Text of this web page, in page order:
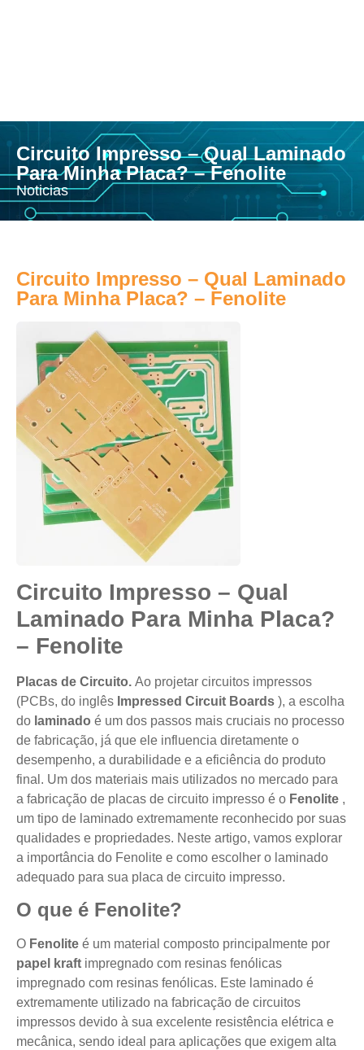
Circuito Impresso – Qual Laminado
Para Minha Placa? – Fenolite
Noticias
Circuito Impresso – Qual Laminado
Para Minha Placa? – Fenolite
Circuito Impresso – Qual
Laminado Para Minha Placa?
– Fenolite
Placas de Circuito. Ao projetar circuitos impressos
(PCBs, do inglês Impressed Circuit Boards ), a escolha
do laminado é um dos passos mais cruciais no processo
de fabricação, já que ele influencia diretamente o
desempenho, a durabilidade e a eficiência do produto
final. Um dos materiais mais utilizados no mercado para
a fabricação de placas de circuito impresso é o Fenolite ,
um tipo de laminado extremamente reconhecido por suas
qualidades e propriedades. Neste artigo, vamos explorar
a importância do Fenolite e como escolher o laminado
adequado para sua placa de circuito impresso.
O que é Fenolite?
O Fenolite é um material composto principalmente por
papel kraft impregnado com resinas fenólicas
impregnado com resinas fenólicas. Este laminado é
extremamente utilizado na fabricação de circuitos
impressos devido à sua excelente resistência elétrica e
mecânica, sendo ideal para aplicações que exigem alta